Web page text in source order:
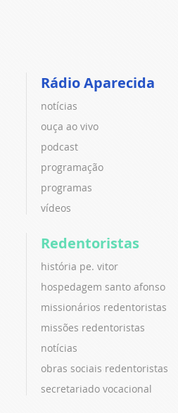
Rádio Aparecida
notícias
ouça ao vivo
podcast
programação
programas
vídeos
Redentoristas
história pe. vitor
hospedagem santo afonso
missionários redentoristas
missões redentoristas
notícias
obras sociais redentoristas
secretariado vocacional